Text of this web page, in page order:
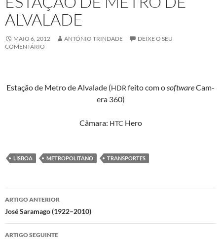
ALVALADE
MAIO 6, 2012 ANTÓNIO TRINDADE
DEIXE O SEU
COMENTÁRIO
Estação de Metro de Alvalade (HDR feito com o soft­wareCam­
era 360)
Câmara: HTC Hero
LISBOA METROPOLITANO TRANSPORTES
Navegação
de
artigos
ARTIGO ANTERIOR
José Saramago (1922–2010)
ARTIGO SEGUINTE